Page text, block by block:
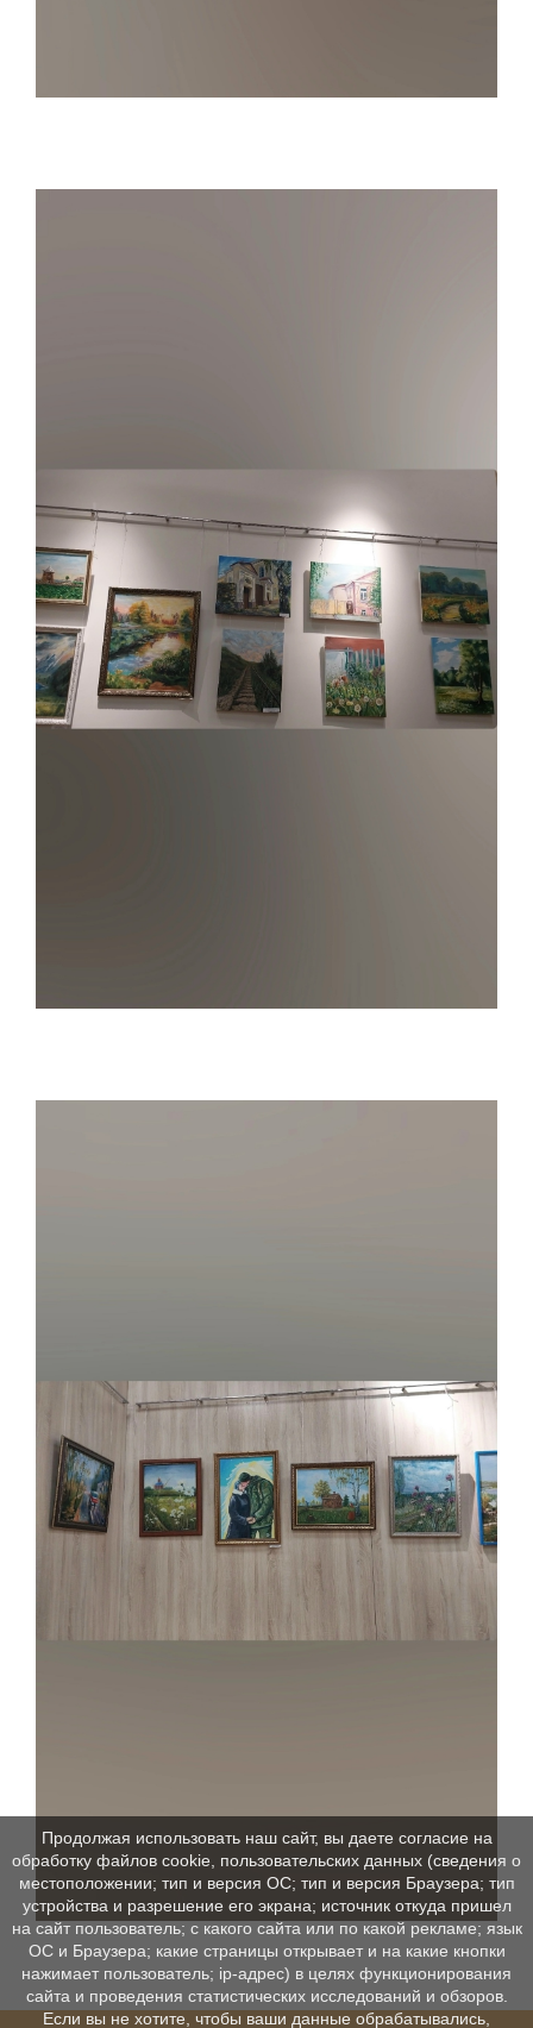
Продолжая использовать наш сайт, вы даете согласие на
обработку файлов cookie, пользовательских данных (сведения о
местоположении; тип и версия ОС; тип и версия Браузера; тип
устройства и разрешение его экрана; источник откуда пришел
на сайт пользователь; с какого сайта или по какой рекламе; язык
ОС и Браузера; какие страницы открывает и на какие кнопки
нажимает пользователь; ip-адрес) в целях функционирования
сайта и проведения статистических исследований и обзоров.
Если вы не хотите, чтобы ваши данные обрабатывались,